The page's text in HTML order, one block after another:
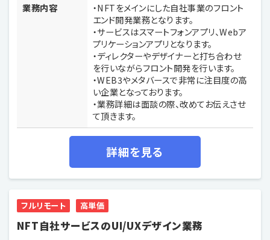
業務内容
・NFTをメインにした自社事業のフロント
エンド開発業務となります。
・サービスはスマートフォンアプリ、Webア
プリケーションアプリとなります。
・ディレクターやデザイナーと打ち合わせ
を行いながらフロント開発を行います。
・WEB3やメタバースで非常に注目度の高
い企業となっております。
・業務詳細は面談の際、改めてお伝えさせ
て頂きます。
詳細を見る
フルリモート 高単価
NFT自社サービスのUI/UXデザイン業務